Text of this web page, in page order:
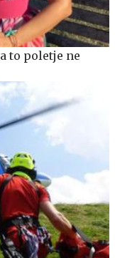
to poletje ne